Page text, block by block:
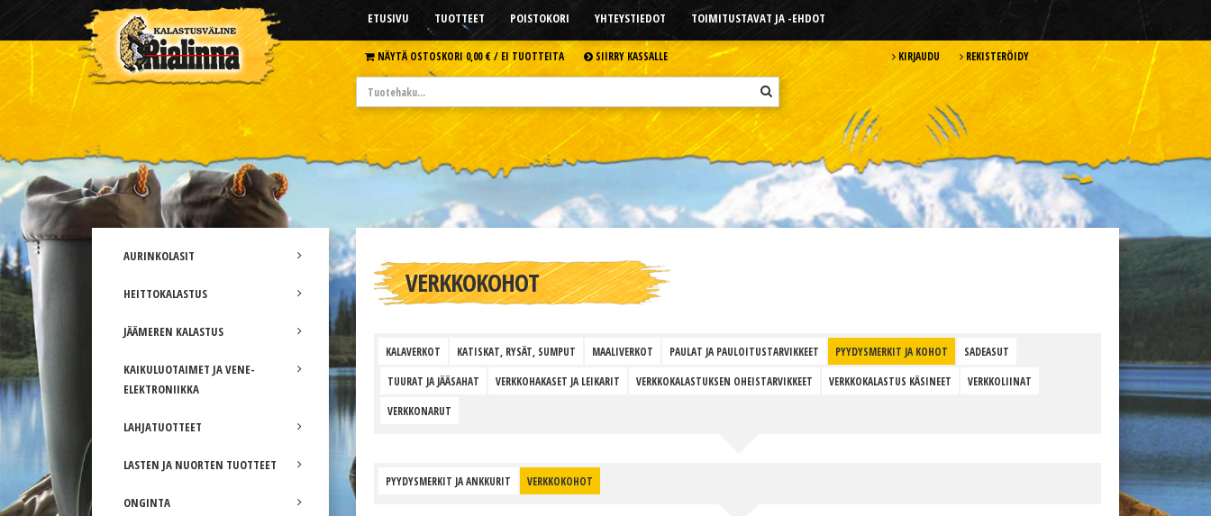
ETUSIVU TUOTTEET POISTOKORI YHTEYSTIEDOT TOIMITUSTAVAT JA -EHDOT
NÄYTÄ OSTOSKORI 0,00 € /EI TUOTTEITA SIIRRY KASSALLE KIRJAUDU REKISTERÖIDY
AURINKOLASIT
HEITTOKALASTUS
JÄÄMEREN KALASTUS
KAIKULUOTAIMET JA VENE-
ELEKTRONIIKKA
LAHJATUOTTEET
LASTEN JA NUORTEN TUOTTEET
ONGINTA
VERKKOKOHOT
KALAVERKOT KATISKAT, RYSÄT, SUMPUT MAALIVERKOT PAULAT JA PAULOITUSTARVIKKEET PYYDYSMERKIT JA KOHOT SADEASUT
TUURAT JA JÄÄSAHAT VERKKOHAKASET JA LEIKARIT VERKKOKALASTUKSEN OHEISTARVIKKEET VERKKOKALASTUS KÄSINEET VERKKOLIINAT
VERKKONARUT
PYYDYSMERKIT JA ANKKURIT VERKKOKOHOT